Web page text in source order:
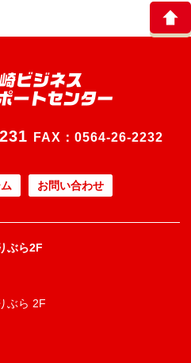
FAX：0564-26-2232
お問い合わせ
ぶら2F
ぶら 2F